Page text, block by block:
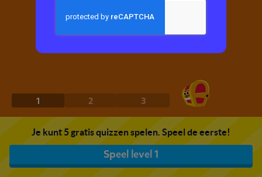
1 2 3
Je kunt 5 gratis quizzen spelen. Speel de eerste!
Speel level 1